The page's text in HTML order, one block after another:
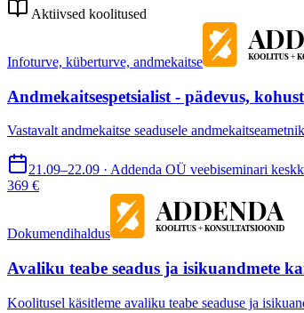
Aktiivsed koolitused
Infoturve, küberturve, andmekaitse
Andmekaitsespetsialist - pädevus,
Vastavalt andmekaitse seadusele
21.09–22.09 · Addenda OÜ veebiseminari
369 €
Dokumendihaldus
Avaliku teabe seadus ja isikuandmete
Koolitusel käsitleme avaliku teabe seaduse ja